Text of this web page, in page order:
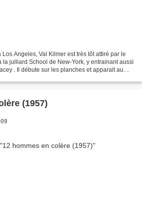
Angeles, Val Kilmer est très tôt attiré par le
la julliard School de New-York, y entrainant aussi
. Il débute sur les planches et apparait au
(1957)